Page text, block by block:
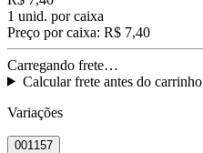
1 unid. por caixa
Preço por caixa: R$ 7,40
Carregando frete…
Calcular frete antes do carrinho
Variações
001157